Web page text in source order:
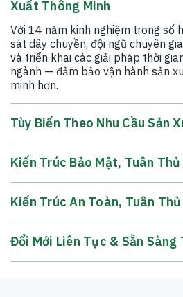
Xuất Thông Minh
Với 14 năm kinh nghiệm trong số
sát dây chuyền, đội ngũ chuyên
và triển khai các giải pháp thời
ngành — đảm bảo vận hành sản
minh hơn.
Tùy Biến Theo Nhu Cầu Sản
Kiến Trúc Bảo Mật, Tuân
Kiến Trúc An Toàn, Tuân Thủ
Đổi Mới Liên Tục & Sẵn Sàng